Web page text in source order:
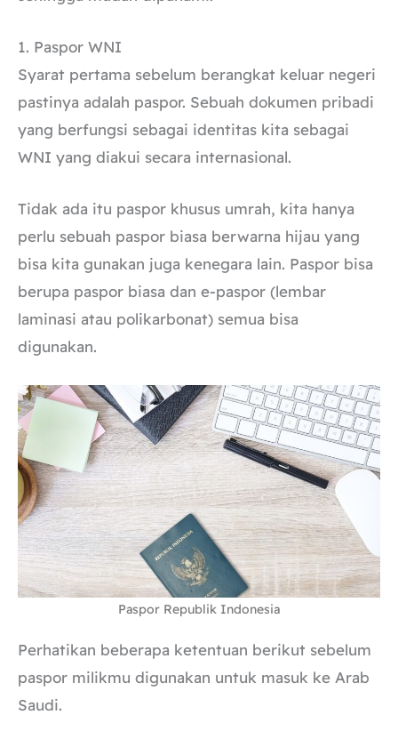
1. Paspor WNI
Syarat pertama sebelum berangkat keluar negeri
pastinya adalah paspor. Sebuah dokumen pribadi
yang berfungsi sebagai identitas kita sebagai
WNI yang diakui secara internasional.
Tidak ada itu paspor khusus umrah, kita hanya
perlu sebuah paspor biasa berwarna hijau yang
bisa kita gunakan juga kenegara lain. Paspor bisa
berupa paspor biasa dan e-paspor (lembar
laminasi atau polikarbonat) semua bisa
digunakan.
Paspor Republik Indonesia
Perhatikan beberapa ketentuan berikut sebelum
paspor milikmu digunakan untuk masuk ke Arab
Saudi.